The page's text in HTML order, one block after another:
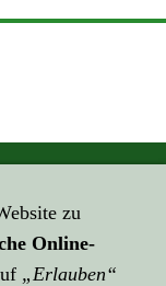
zu
Online-
„Erlauben“